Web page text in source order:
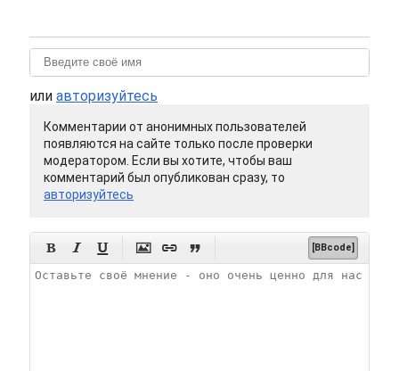
или авторизуйтесь
Комментарии от анонимных пользователей
появляются на сайте только после проверки
модератором. Если вы хотите, чтобы ваш
комментарий был опубликован сразу, то
авторизуйтесь
      [BBcode]